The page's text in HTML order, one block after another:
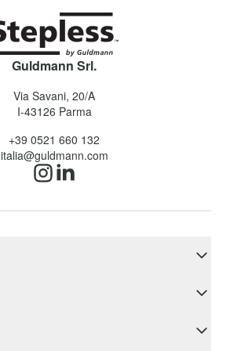
Guldmann Srl.
Via Savani, 20/A
I-43126 Parma
+39 0521 660 132
italia@guldmann.com